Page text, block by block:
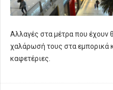
Αλλαγές στα μέτρα που έχουν
χαλάρωσή τους στα εμπορικά
καφετέριες.